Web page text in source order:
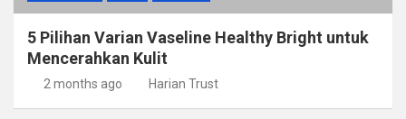
5 Pilihan Varian Vaseline Healthy Bright untuk
Mencerahkan Kulit
2 months ago Harian Trust